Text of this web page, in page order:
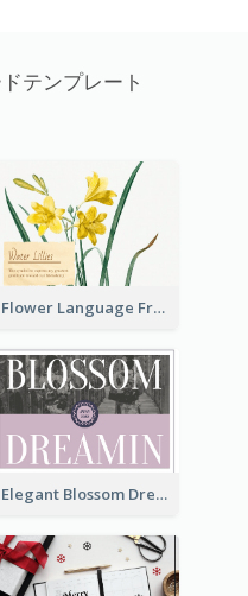
テンプレート
Flower Language Friendship Postcard
Elegant Blossom Dreamy Design Postcard